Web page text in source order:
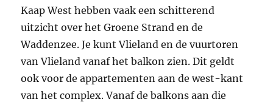
Kaap West hebben vaak een schitterend
uitzicht over het Groene Strand en de
Waddenzee. Je kunt Vlieland en de vuurtoren
van Vlieland vanaf het balkon zien. Dit geldt
ook voor de appartementen aan de west-kant
van het complex. Vanaf de balkons aan die